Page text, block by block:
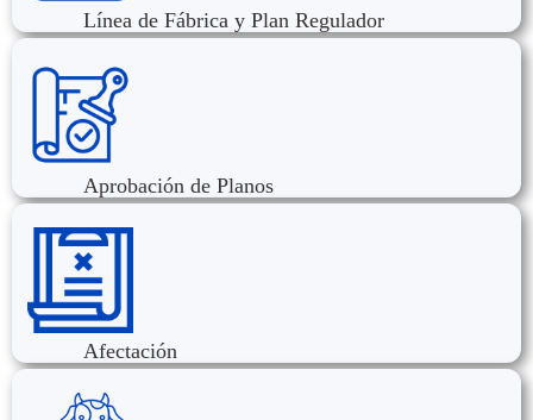
Línea de Fábrica y Plan Regulador
Aprobación de Planos
Afectación